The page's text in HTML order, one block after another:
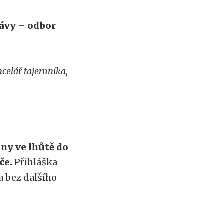
– odbor
tajemníka,
ve lhůtě do
Přihláška
bez dalšího